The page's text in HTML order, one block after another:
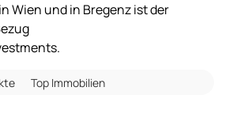
Wien und in Bregenz ist der
Top Immobilien